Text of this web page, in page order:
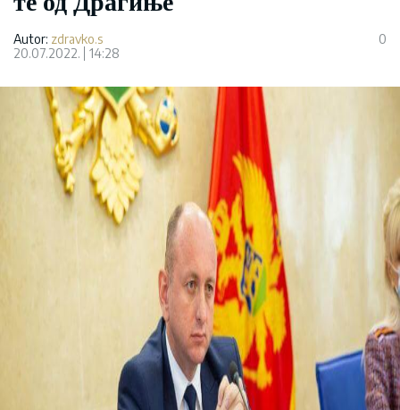
Autor: zdravko.s
20.07.2022.
14:28
0